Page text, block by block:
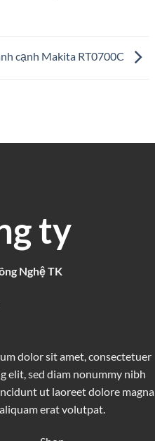
cạnh Makita RT0700C
ty
Nghệ TK
dolor sit amet, consectetuer
elit, sed diam nonummy nibh
ut laoreet dolore magna
aliquam erat volutpat.